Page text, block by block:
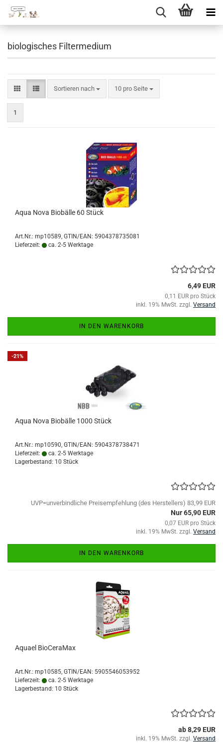
Hauptinhalt
biologisches Filtermedium
Sortieren nach
Sortieren nach 10 pro Seite
pro Seite
1
Aqua Nova Biobälle 60 Stück
Art.Nr.: mp10589 GTIN/EAN: 5904378735081
Lieferzeit:
ca. 2-5 Werktage
6,49 EUR
0,11 EUR pro Stück
inkl. 19% MwSt. zzgl. Versand
IN DEN WARENKORB
-21%
Aqua Nova Biobälle 1000 Stück
Art.Nr.: mp10590 GTIN/EAN: 5904378738471
Lieferzeit:
ca. 2-5 Werktage
Lagerbestand: 10 Stück
UVP=unverbindliche Preisempfehlung (des Herstellers) 83,99 EUR
Nur 65,90 EUR
0,07 EUR pro Stück
inkl. 19% MwSt. zzgl. Versand
IN DEN WARENKORB
Aquael BioCeraMax
Art.Nr.: mp10585 GTIN/EAN: 5905546053952
Lieferzeit:
ca. 2-5 Werktage
Lagerbestand: 10 Stück
ab 8,29 EUR
inkl. 19% MwSt. zzgl. Versand